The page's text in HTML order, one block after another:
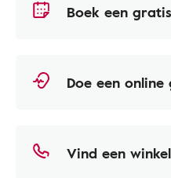
Boek een
Doe een
Vind een